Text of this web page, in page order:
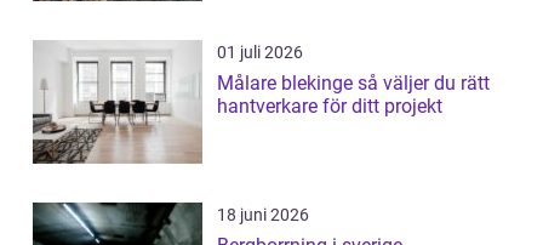
01 juli 2026
Målare blekinge så väljer du rätt
hantverkare för ditt projekt
18 juni 2026